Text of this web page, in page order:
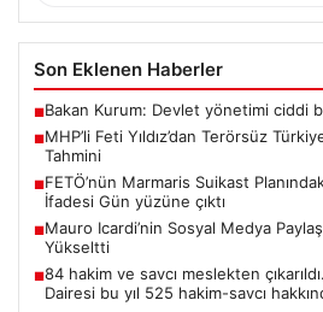
Son Eklenen Haberler
■Bakan Kurum: Devlet yönetimi ciddi
■MHP’li Feti Yıldız’dan Terörsüz
Tahmini
■FETÖ’nün Marmaris Suikast
İfadesi Gün yüzüne çıktı
■Mauro Icardi’nin Sosyal Medya
Yükseltti
■84 hakim ve savcı meslekten
Dairesi bu yıl 525 hakim-savcı